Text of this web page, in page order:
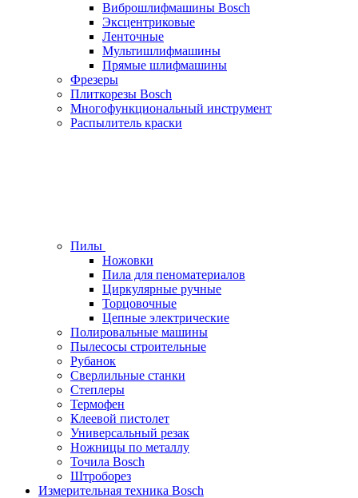
Виброшлифмашины Bosch
Эксцентриковые
Ленточные
Мультишлифмашины
Прямые шлифмашины
Фрезеры
Плиткорезы Bosch
Многофункциональный инструмент
Распылитель краски
Пилы
Ножовки
Пила для пеноматериалов
Циркулярные ручные
Торцовочные
Цепные электрические
Полировальные машины
Пылесосы cтроительные
Рубанок
Сверлильные станки
Степлеры
Термофен
Клеевой пистолет
Универсальный резак
Ножницы по металлу
Точила Bosch
Штроборез
Измерительная техника Bosch